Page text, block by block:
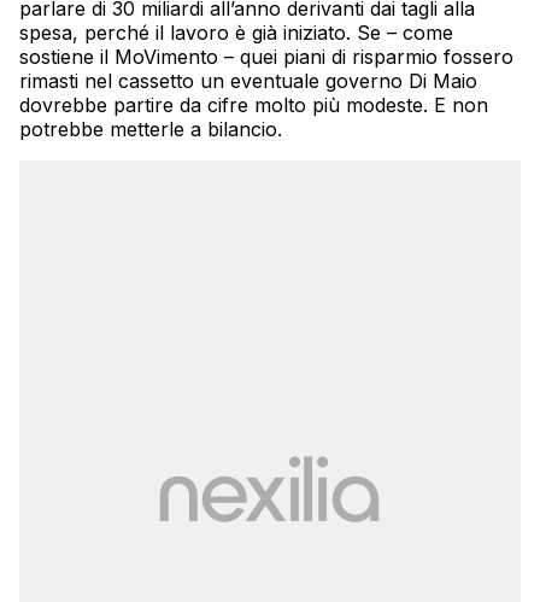
parlare di 30 miliardi all’anno derivanti dai tagli alla
spesa, perché il lavoro è già iniziato. Se – come
sostiene il MoVimento – quei piani di risparmio fossero
rimasti nel cassetto un eventuale governo Di Maio
dovrebbe partire da cifre molto più modeste. E non
potrebbe metterle a bilancio.